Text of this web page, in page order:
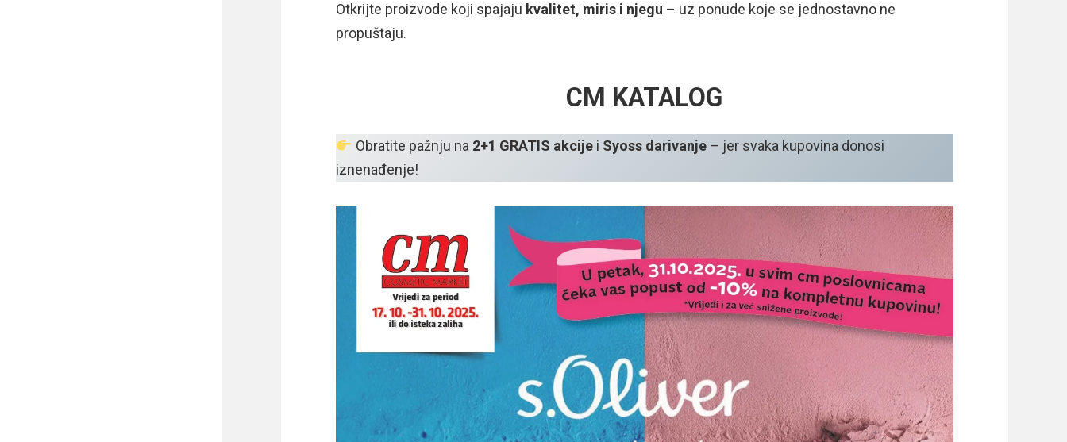
Otkrijte proizvode koji spajaju kvalitet, miris i njegu – uz ponude koje se jednostavno ne
propuštaju.
CM KATALOG
Obratite pažnju na 2+1 GRATIS akcijei Syoss darivanje– jer svaka kupovina donosi
iznenađenje!